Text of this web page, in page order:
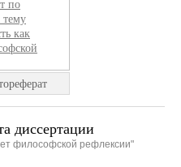
диссертации
философской рефлексии"